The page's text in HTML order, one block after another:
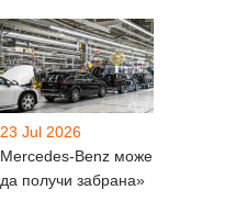
23 Jul 2026
Mercedes-Benz може
да получи забрана»